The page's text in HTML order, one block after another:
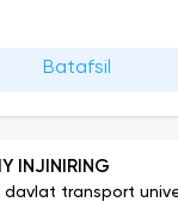
Batafsil
INJINIRING
davlat transport